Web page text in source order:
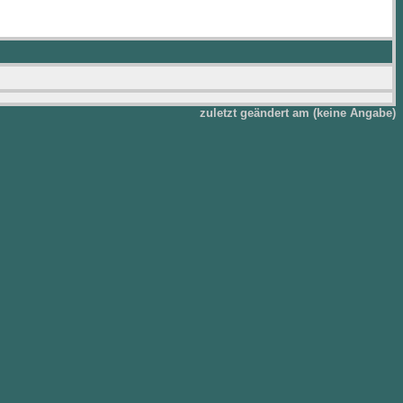
zuletzt geändert am (keine Angabe)